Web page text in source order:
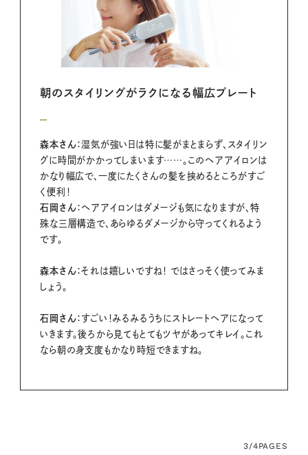
朝のスタイリングがラクになる幅広プレート
森本さん：湿気が強い日は特に髪がまとまらず、スタイリン
グに時間がかかってしまいます……。このヘアアイロンは
かなり幅広で、一度にたくさんの髪を挟めるところがすご
く便利！
石岡さん： ヘアアイロンはダメージも気になりますが、特
殊な三層構造で、あらゆるダメージから守ってくれるよう
です。
森本さん：それは嬉しいですね！ ではさっそく使ってみま
しょう。
石岡さん： すごい！みるみるうちにストレートヘアになって
いきます。後ろから見てもとてもツヤがあってキレイ。これ
なら朝の身支度もかなり時短できますね。
3/4PAGES